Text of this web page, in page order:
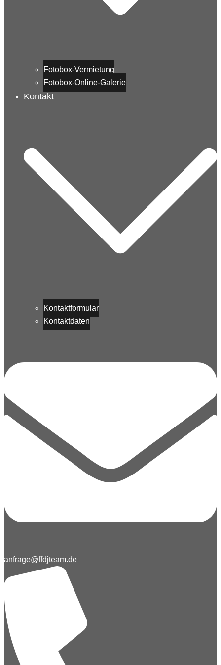
Fotobox-Vermietung
Fotobox-Online-Galerie
Kontakt
Kontaktformular
Kontaktdaten
anfrage@ffdjteam.de